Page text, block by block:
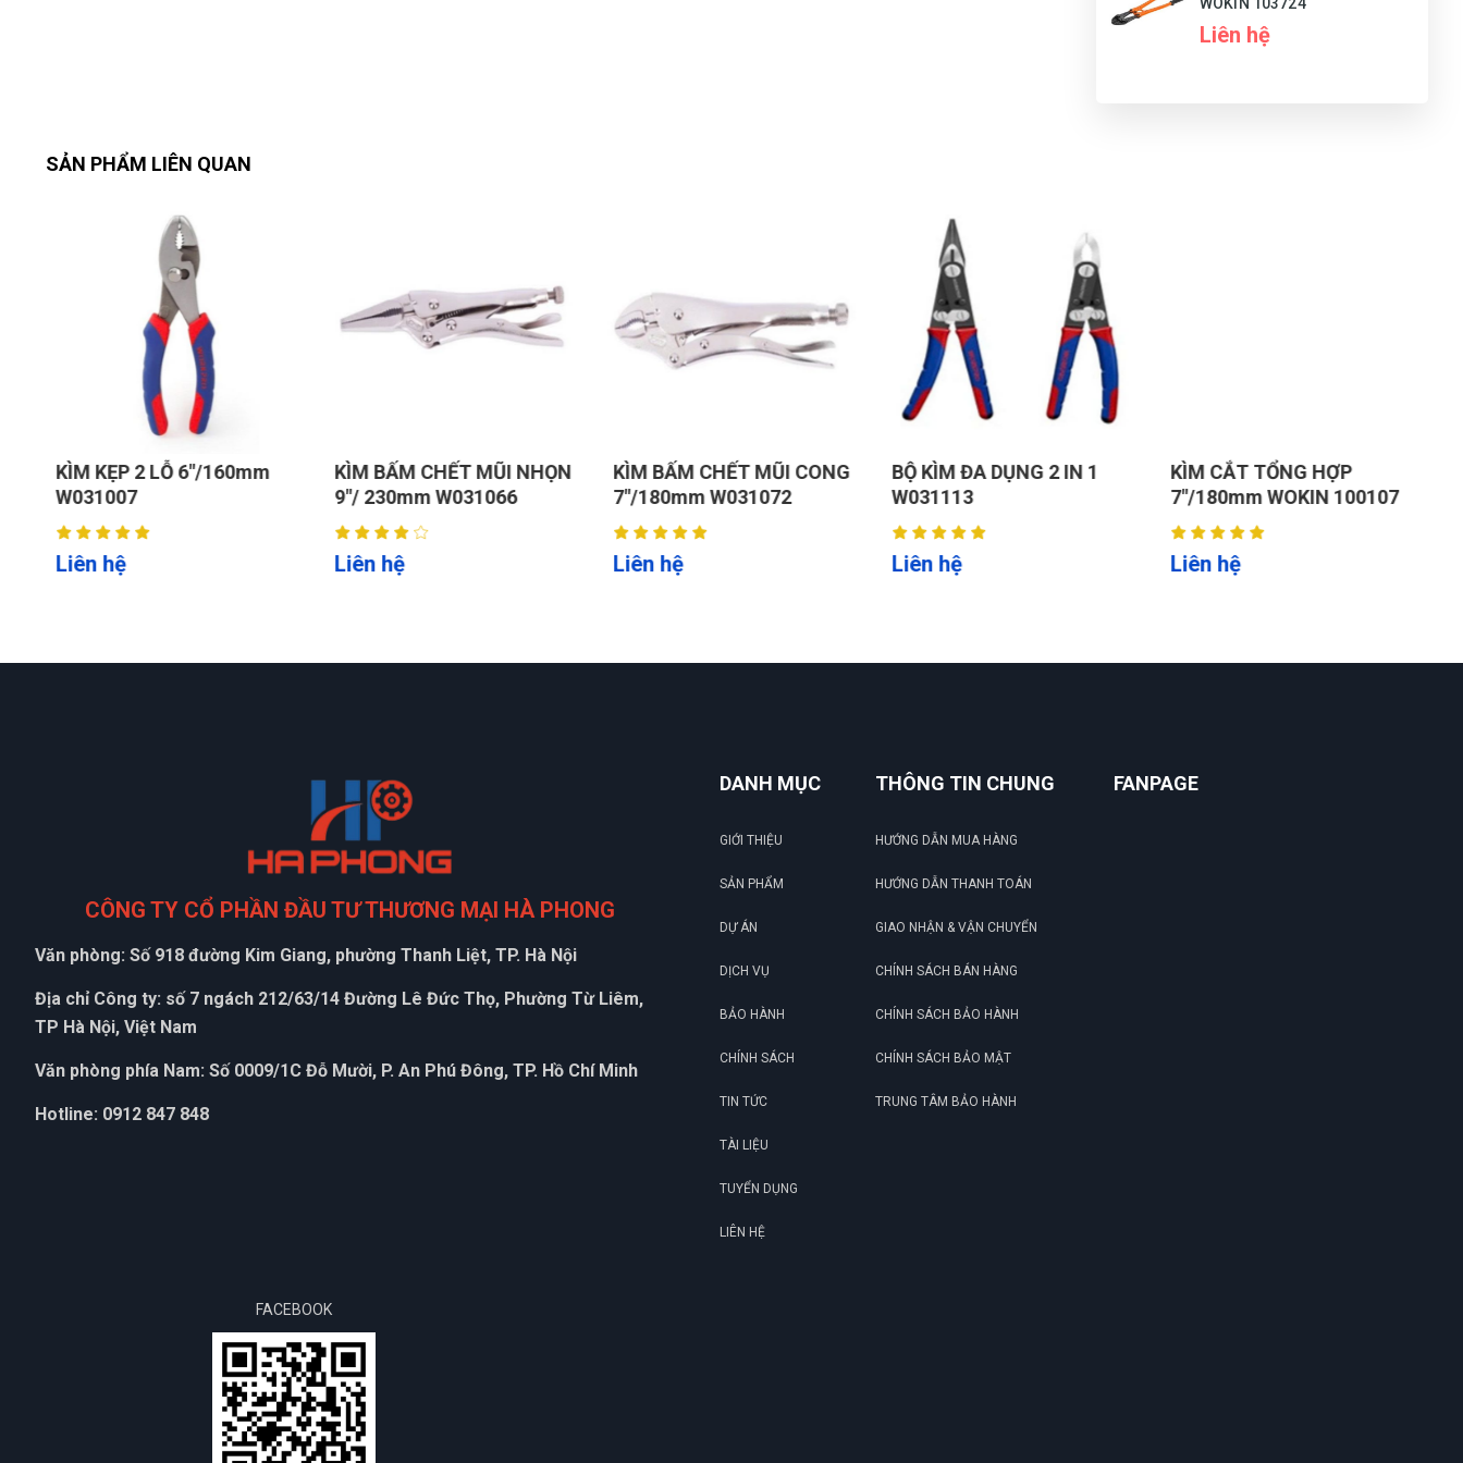
Liên hệ
SẢN PHẨM LIÊN QUAN
KÌM KẸP 2 LỖ 6"/160mm
W031007
Liên hệ
KÌM BẤM CHẾT MŨI NHỌN
9"/ 230mm W031066
Liên hệ
KÌM BẤM CHẾT MŨI CONG
7"/180mm W031072
Liên hệ
BỘ KÌM ĐA DỤNG 2 IN 1
W031113
Liên hệ
KÌM CẮT TỔNG HỢP
7"/180mm WOKIN 100107
Liên hệ
CÔNG TY CỔ PHẦN ĐẦU TƯ THƯƠNG MẠI HÀ PHONG
Văn phòng: Số 918 đường Kim Giang, phường Thanh Liệt, TP. Hà Nội
Địa chỉ Công ty: số 7 ngách 212/63/14 Đường Lê Đức Thọ, Phường Từ Liêm,
TP Hà Nội, Việt Nam
Văn phòng phía Nam: Số 0009/1C Đỗ Mười, P. An Phú Đông, TP. Hồ Chí Minh
Hotline: 0912 847 848
DANH MỤC
GIỚI THIỆU
SẢN PHẨM
DỰ ÁN
DỊCH VỤ
BẢO HÀNH
CHÍNH SÁCH
TIN TỨC
TÀI LIỆU
TUYỂN DỤNG
LIÊN HỆ
THÔNG TIN CHUNG
HƯỚNG DẪN MUA HÀNG
HƯỚNG DẪN THANH TOÁN
GIAO NHẬN & VẬN CHUYỂN
CHÍNH SÁCH BÁN HÀNG
CHÍNH SÁCH BẢO HÀNH
CHÍNH SÁCH BẢO MẬT
TRUNG TÂM BẢO HÀNH
FANPAGE
FACEBOOK